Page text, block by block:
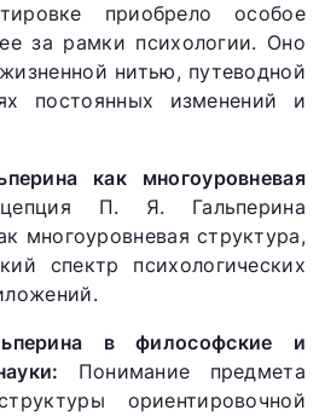
приобрело особое
за рамки психологии. Оно
нитью, путеводной
постоянных изменений и
как многоуровневая
П. Я. Гальперина
многоуровневая структура,
спектр психологических
в философские и
Понимание предмета
ориентировочной